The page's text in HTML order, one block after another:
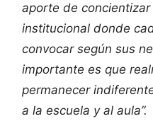
aporte de
institucional donde
convocar según sus
importante es que
permanecer
a la escuela y al aula”.